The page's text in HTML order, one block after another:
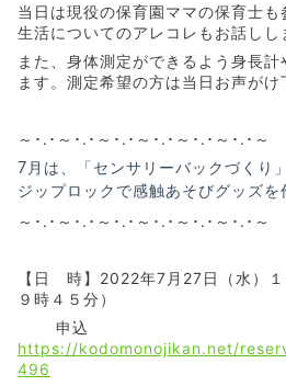
当日は現役の保育園ママの保育士
生活についてのアレコレもお話しし
また、身体測定ができるよう身長
ます。測定希望の方は当日お声がけ
～･.･～･.･～･.･～･.･～･.･～･.･～
7月は、「センサリーバックづくり
ジップロックで感触あそびグッズを
～･.･～･.･～･.･～･.･～･.･～･.･～
【日 時】2022年7月27日（水）
９時４５分）
申込
https://kodomonojikan.net/
496